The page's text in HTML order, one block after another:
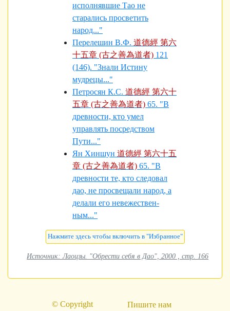
исполнявшие Тао не
старались просветить
народ..."
Перелешин В.Ф. 道德經 第六
十五章 (古之善為道者) 121
(146). "Знали Истину
мудрецы..."
Петросян К.С. 道德經 第六十
五章 (古之善為道者) 65. "В
древности, кто умел
управлять посредством
Пути..."
Ян Хиншун 道德經 第六十五
章 (古之善為道者) 65. "В
древности те, кто следовал
дао, не просвещали народ, а
делали его невежествен­
ным..."
Источник: Лаоцзы. "Обрести себя в Дао", 2000 , стр. 166
© Copyright Пишите нам